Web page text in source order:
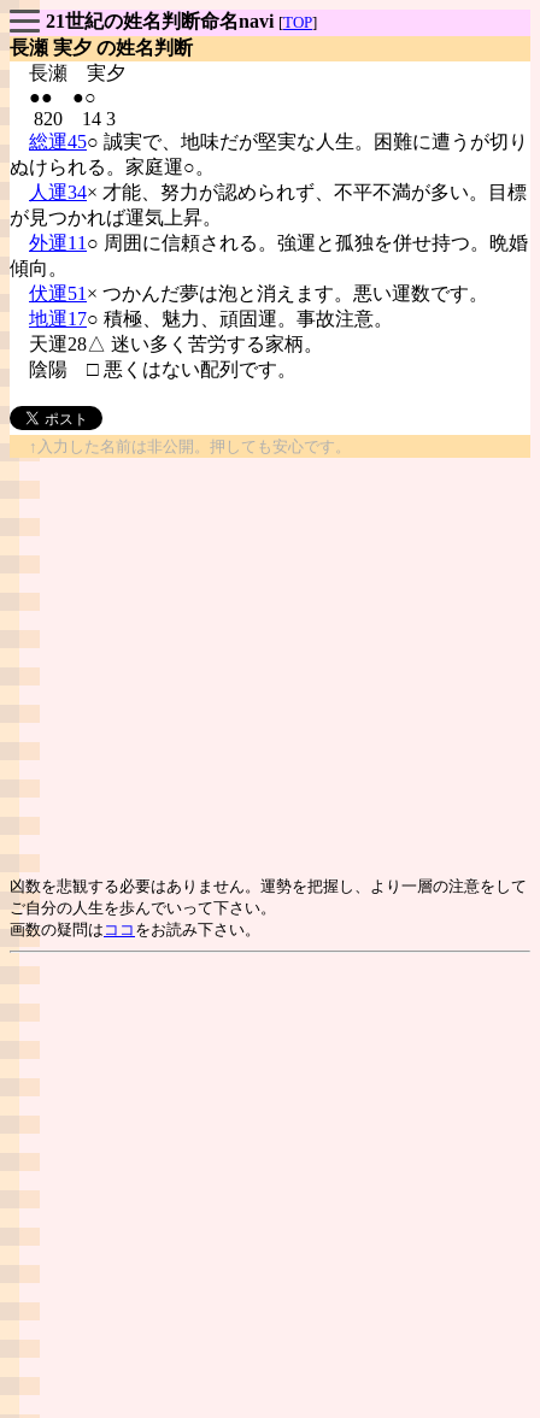
21世紀の姓名判断命名navi [TOP]
長瀬 実夕 の姓名判断
長瀬 実夕
●● ●○
820 14 3
総運45○ 誠実で、地味だが堅実な人生。困難に遭うが切り
ぬけられる。家庭運○。
人運34× 才能、努力が認められず、不平不満が多い。目標
が見つかれば運気上昇。
外運11 ○ 周囲に信頼される。強運と孤独を併せ持つ。晩婚
傾向。
伏運51 × つかんだ夢は泡と消えます。悪い運数です。
地運17○ 積極、魅力、頑固運。事故注意。
天運28△ 迷い多く苦労する家柄。
陰陽 □ 悪くはない配列です。
↑入力した名前は非公開。押しても安心です。
凶数を悲観する必要はありません。運勢を把握し、より一層の注意をして
ご自分の人生を歩んでいって下さい。
画数の疑問は ココ をお読み下さい。